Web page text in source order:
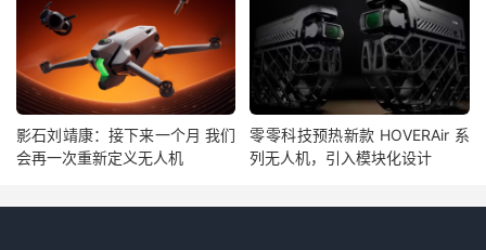
影石刘靖康：接下来一个月 我们
会再一次重新定义无人机
零零科技预热新款 HOVERAir 系
列无人机，引入模块化设计